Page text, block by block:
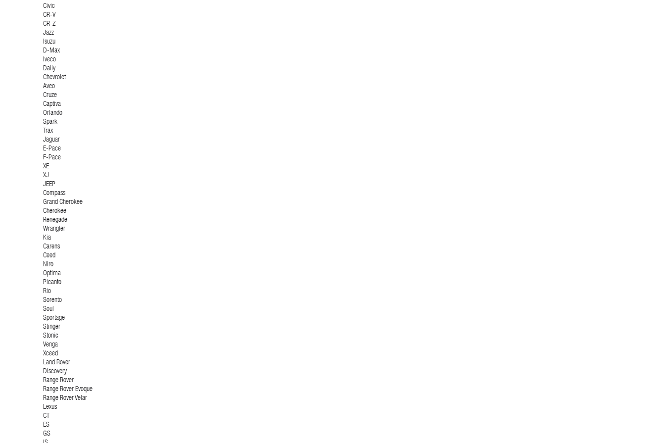
Civic
CR-V
CR-Z
Jazz
Isuzu
D-Max
Iveco
Daily
Chevrolet
Aveo
Cruze
Captiva
Orlando
Spark
Trax
Jaguar
E-Pace
F-Pace
XE
XJ
JEEP
Compass
Grand Cherokee
Cherokee
Renegade
Wrangler
Kia
Carens
Ceed
Niro
Optima
Picanto
Rio
Sorento
Soul
Sportage
Stinger
Stonic
Venga
Xceed
Land Rover
Discovery
Range Rover
Range Rover Evoque
Range Rover Velar
Lexus
CT
ES
GS